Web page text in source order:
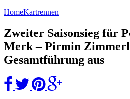
HomeKartrennen
Zweiter Saisonsieg für
Merk – Pirmin
Gesamtführung aus